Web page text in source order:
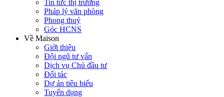
Tin tức thị trường
Pháp lý văn phòng
Phong thuỷ
Góc HCNS
Về Maison
Giới thiệu
Đội ngũ tư vấn
Dịch vụ Chủ đầu tư
Đối tác
Dự án tiêu biểu
Tuyển dụng